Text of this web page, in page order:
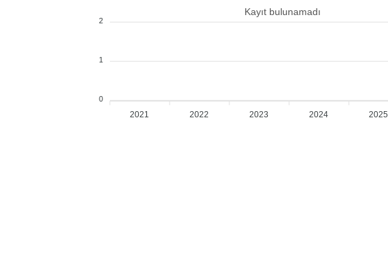
2021 2022 2023 2024 2025
Kayıt bulunamadı
2
1
0